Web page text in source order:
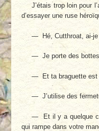
J’étais trop loin pour
d’essayer une ruse
— Hé, Cutthroat, ai-
— Je porte des
— Et ta braguette est
— J’utilise des
— Et il y a quelque
qui rampe dans votre